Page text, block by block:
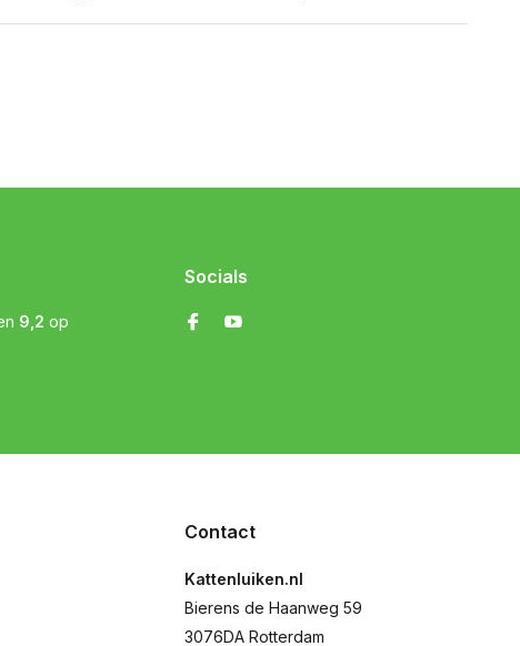
9,2 op
Socials
Contact
Kattenluiken.nl
Bierens de Haanweg 59
3076DA Rotterdam